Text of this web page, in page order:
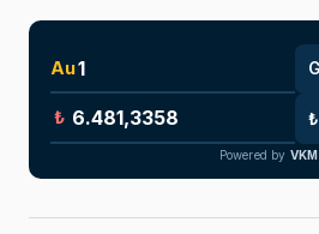
Au
₺
Powered by VKM